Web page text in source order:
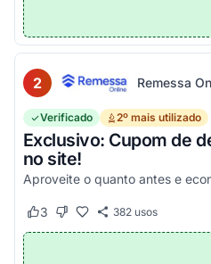
2 Remessa
Verificado 2º mais utilizado
Exclusivo: Cupom de
no site!
Este cupom funcionou
3 Este cupom não funcionou
382usos